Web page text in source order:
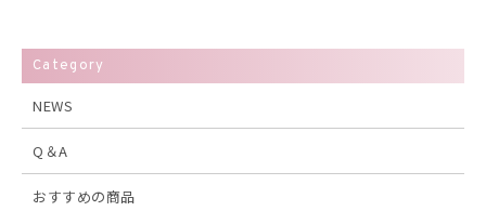
Category
NEWS
Q＆A
おすすめの商品